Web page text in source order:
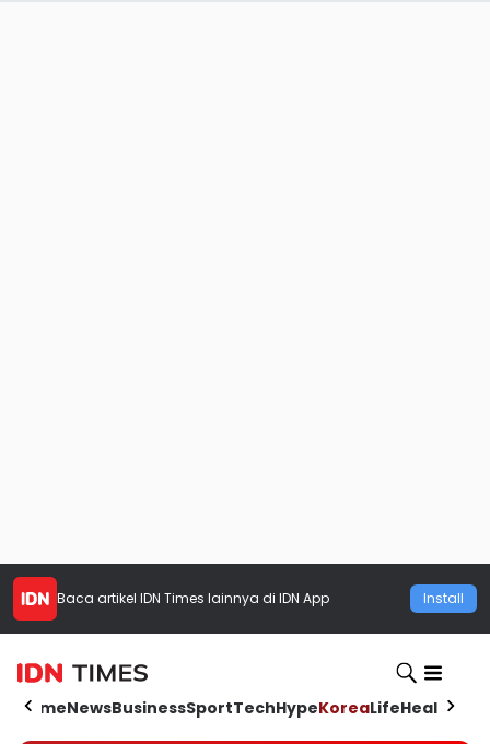
Baca artikel IDN Times lainnya di IDN App Install
HomeNewsBusinessSportTechHypeKoreaLifeHealth